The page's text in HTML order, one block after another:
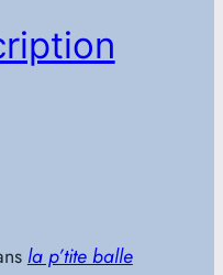
la p’tite balle